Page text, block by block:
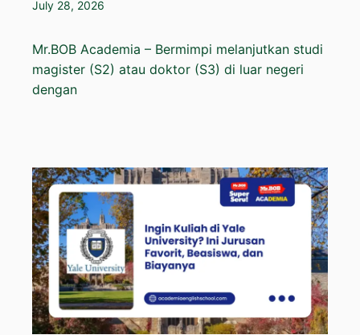
July 28, 2026
Mr.BOB Academia – Bermimpi melanjutkan studi
magister (S2) atau doktor (S3) di luar negeri
dengan